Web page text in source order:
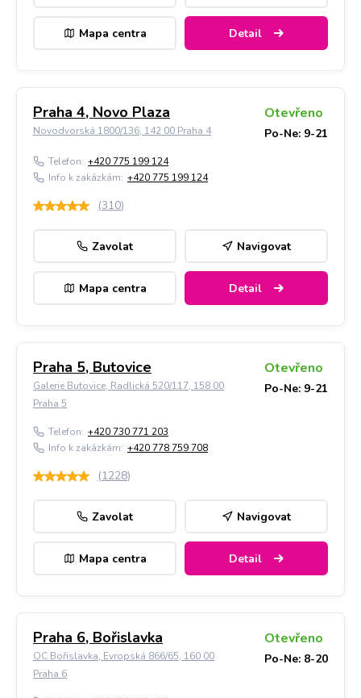
Mapa centra Detail
Praha 4, Novo Plaza
Novodvorská 1800/136, 142 00 Praha 4
Otevřeno
Po-Ne: 9-21
Telefon: +420 775 199 124
Info k zakázkám: +420 775 199 124
(310)
Zavolat Navigovat
Mapa centra Detail
Praha 5, Butovice
Galerie Butovice, Radlická 520/117, 158 00
Praha 5
Otevřeno
Po-Ne: 9-21
Telefon: +420 730 771 203
Info k zakázkám: +420 778 759 708
(1228)
Zavolat Navigovat
Mapa centra Detail
Praha 6, Bořislavka
OC Bořislavka, Evropská 866/65, 160 00
Praha 6
Otevřeno
Po-Ne: 8-20